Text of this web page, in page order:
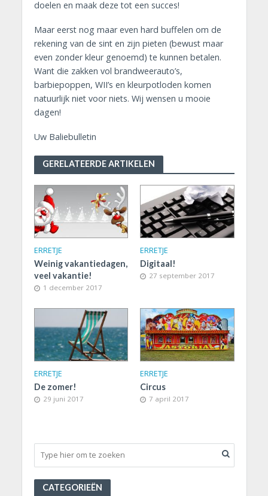
doelen en maak deze tot een succes!
Maar eerst nog maar even hard buffelen om de
rekening van de sint en zijn pieten (bewust maar
even zonder kleur genoemd) te kunnen betalen.
Want die zakken vol brandweerauto’s,
barbiepoppen, WII’s en kleurpotloden komen
natuurlijk niet voor niets. Wij wensen u mooie
dagen!
Uw Baliebulletin
GERELATEERDE ARTIKELEN
ERRETJE
Weinig vakantiedagen,
veel vakantie!
1 december 2017
ERRETJE
Digitaal!
27 september 2017
ERRETJE
De zomer!
29 juni 2017
ERRETJE
Circus
7 april 2017
CATEGORIEËN